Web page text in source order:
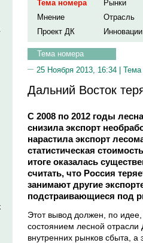
Тема номера
Рынки
Мнение
Отрасль
Проект ДК
Инновации
Тема номера
25 Ноября 2013, 16:34 | Тема
Дальний Восток
С 2008 по 2012 годы
снизила экспорт
нарастила экспорт
статистическая
итоге оказалась
считать, что Россия
занимают другие
подстраивающиеся под
Этот вывод должен, по идее,
состоянием лесной
внутренних рынков сбыта,